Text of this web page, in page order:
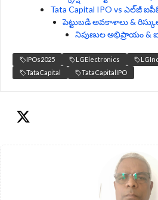
Tata Capital IPO vs ఎల్‌జీ
పెట్టుబడి అవకాశాలు &
నిపుణుల అభిప్రాయం &
IPOs2025 LGElectronics
TataCapital
TataCapitalIPO